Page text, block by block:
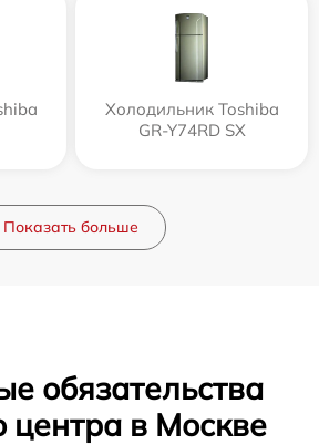
Холодильник Toshiba
GR-Y74RD SX
Показать больше
обязательства
центра в Москве